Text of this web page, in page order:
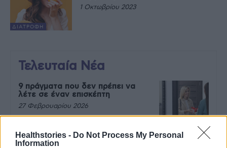
Healthstories - Do Not Process My Personal
Information
ΔΙΑΤΡΟΦΉ
1 Οκτωβρίου 2023
Τελευταία Νέα
9 πράγματα που δεν πρέπει να
λέτε σε έναν επισκέπτη
27 Φεβρουαρίου 2026